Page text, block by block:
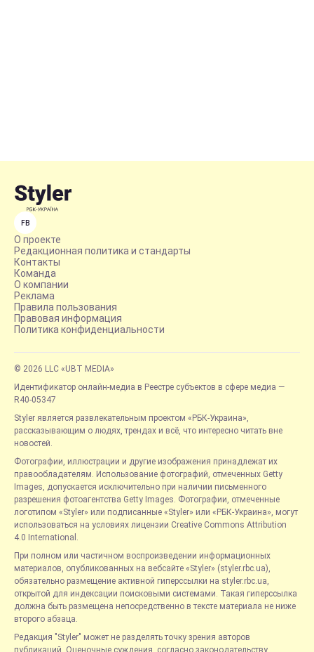
FB
О проекте
Редакционная политика и стандарты
Контакты
Команда
О компании
Реклама
Правила пользования
Правовая информация
Политика конфиденциальности
© 2026 LLC «UBT MEDIA»
Идентификатор онлайн-медиа в Реестре субъектов в сфере медиа —
R40-05347
Styler является развлекательным проектом «РБК-Украина»,
рассказывающим о людях, трендах и всё, что интересно читать вне
новостей.
Фотографии, иллюстрации и другие изображения принадлежат их
правообладателям. Использование фотографий, отмеченных Getty
Images, допускается исключительно при наличии письменного
разрешения фотоагентства Getty Images. Фотографии, отмеченные
логотипом «Styler» или подписанные «Styler» или «РБК-Украина», могут
использоваться на условиях лицензии Creative Commons Attribution
4.0 International.
При полном или частичном воспроизведении информационных
материалов, опубликованных на вебсайте «Styler» (styler.rbc.ua),
обязательно размещение активной гиперссылки на styler.rbc.ua,
открытой для индексации поисковыми системами. Такая гиперссылка
должна быть размещена непосредственно в тексте материала не ниже
второго абзаца.
Редакция "Styler" может не разделять точку зрения авторов